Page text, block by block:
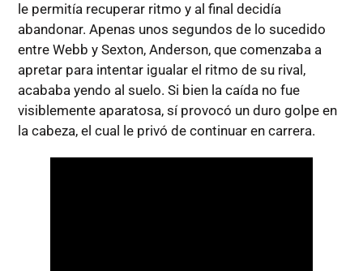
le permitía recuperar ritmo y al final decidía
abandonar. Apenas unos segundos de lo sucedido
entre Webb y Sexton, Anderson, que comenzaba a
apretar para intentar igualar el ritmo de su rival,
acababa yendo al suelo. Si bien la caída no fue
visiblemente aparatosa, sí provocó un duro golpe en
la cabeza, el cual le privó de continuar en carrera.